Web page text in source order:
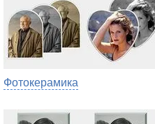
Фотокерамика